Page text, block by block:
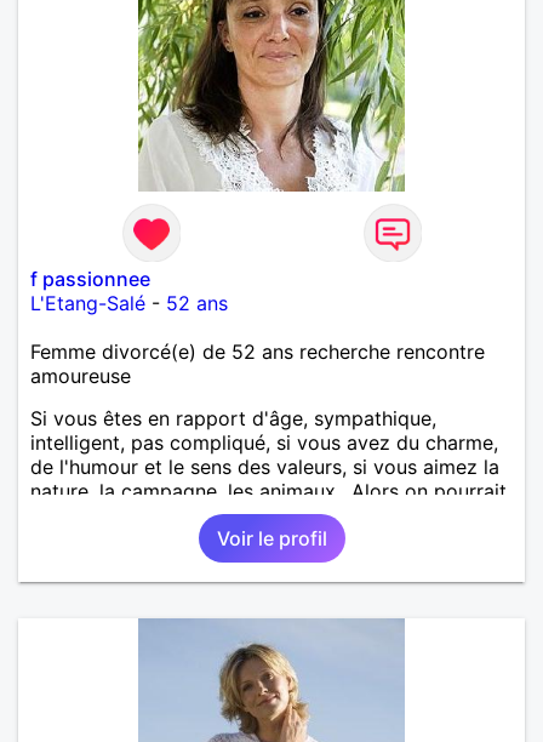
f passionnee
L'Etang-Salé - 52 ans
Femme divorcé(e) de 52 ans recherche rencontre
amoureuse
Si vous êtes en rapport d'âge, sympathique,
intelligent, pas compliqué, si vous avez du charme,
de l'humour et le sens des valeurs, si vous aimez la
nature, la campagne, les animaux.. Alors on pourrait
s'entendre, du coup n'hésitez pas à me contacter.
Voir le profil